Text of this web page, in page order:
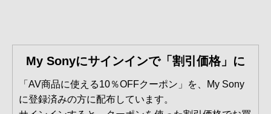
My Sonyにサインインで「割引価格」に
「AV商品に使える10％OFFクーポン」を、My Sony
に登録済みの方に配布しています。